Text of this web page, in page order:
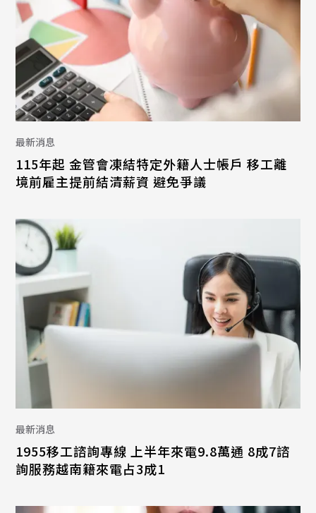
最新消息
115年起 金管會凍結特定外籍人士帳戶 移工離
境前雇主提前結清薪資 避免爭議
最新消息
1955移工諮詢專線 上半年來電9.8萬通 8成7諮
詢服務越南籍來電占3成1